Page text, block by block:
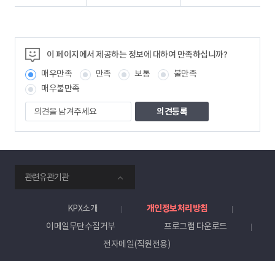
이 페이지에서 제공하는 정보에 대하여 만족하십니까?
매우만족
만족 보통
불만족
매우불만족
의
견
을
겨
주
세
요
관련유관기관
KPX소개
개인정보처리방침
이메일무단수집거부
프로그램 다운로드
전자메일(직원전용)